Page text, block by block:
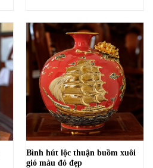
Bình hút lộc thuận buồm xuôi
gió màu đỏ đẹp